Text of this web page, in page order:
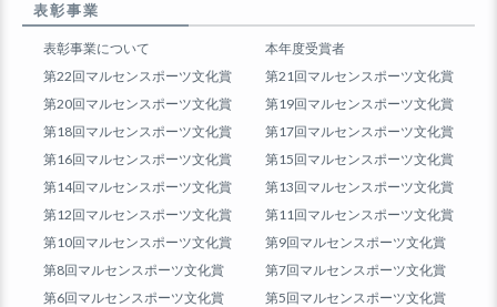
表彰事業
表彰事業について
本年度受賞者
第22回マルセンスポーツ文化賞
第21回マルセンスポーツ文化賞
第20回マルセンスポーツ文化賞
第19回マルセンスポーツ文化賞
第18回マルセンスポーツ文化賞
第17回マルセンスポーツ文化賞
第16回マルセンスポーツ文化賞
第15回マルセンスポーツ文化賞
第14回マルセンスポーツ文化賞
第13回マルセンスポーツ文化賞
第12回マルセンスポーツ文化賞
第11回マルセンスポーツ文化賞
第10回マルセンスポーツ文化賞
第9回マルセンスポーツ文化賞
第8回マルセンスポーツ文化賞
第7回マルセンスポーツ文化賞
第6回マルセンスポーツ文化賞
第5回マルセンスポーツ文化賞